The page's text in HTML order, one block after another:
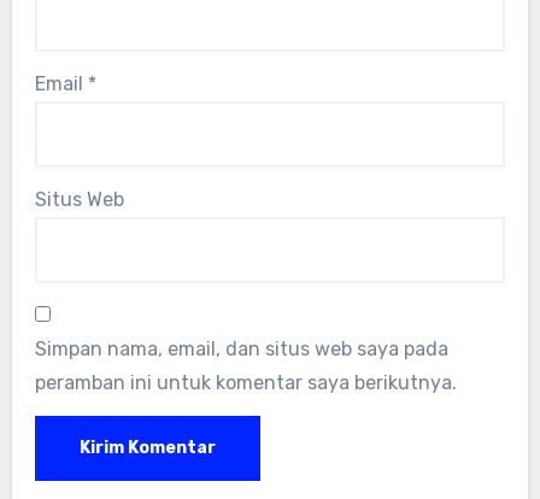
Email *
Situs Web
Simpan nama, email, dan situs web saya pada
peramban ini untuk komentar saya berikutnya.